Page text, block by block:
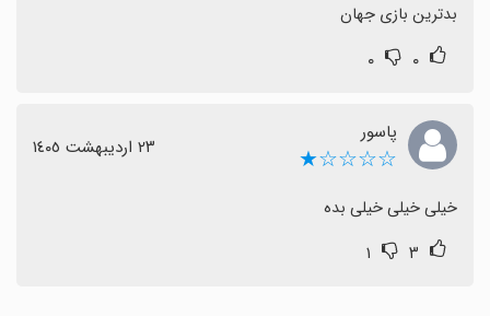
بدترین بازی جهان
۰ ۰
پاسور
☆☆☆☆★ ٢٣ اردیبهشت ١٤٠٥
خیلی خیلی خیلی بده
۳ ۱